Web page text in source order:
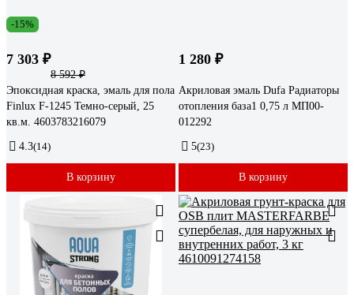
-15%
7 303 ₽
8 592 ₽
Эпоксидная краска, эмаль для пола
Finlux F-1245 Темно-серый, 25
кв.м. 4603783216079
4.3(14)
В корзину
1 280 ₽
Акриловая эмаль Dufa Радиаторы
отопления база1 0,75 л МП00-
012292
5(23)
В корзину